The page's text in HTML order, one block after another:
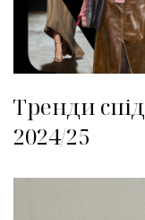
Тренди
2024/25